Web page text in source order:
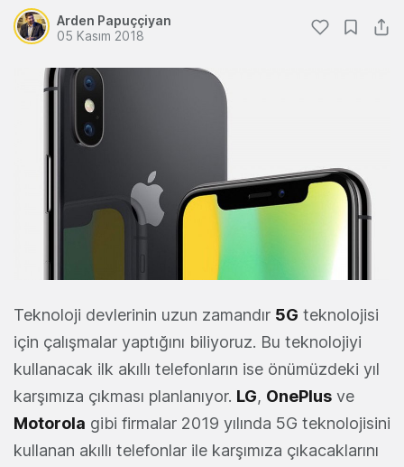
Arden Papuççiyan
05 Kasım 2018
Teknoloji devlerinin uzun zamandır 5G teknolojisi
için çalışmalar yaptığını biliyoruz. Bu teknolojiyi
kullanacak ilk akıllı telefonların ise önümüzdeki yıl
karşımıza çıkması planlanıyor. LG, OnePlus ve
Motorola gibi firmalar 2019 yılında 5G teknolojisini
kullanan akıllı telefonlar ile karşımıza çıkacaklarını